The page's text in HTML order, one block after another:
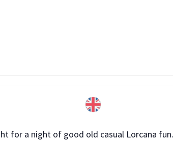
for a night of good old casual Lorcana